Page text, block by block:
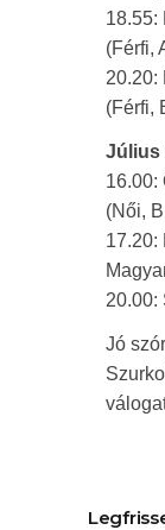
18.55:
(Férfi,
20.20:
(Férfi,
Július
16.00:
(Női,
17.20:
20.00:
Jó